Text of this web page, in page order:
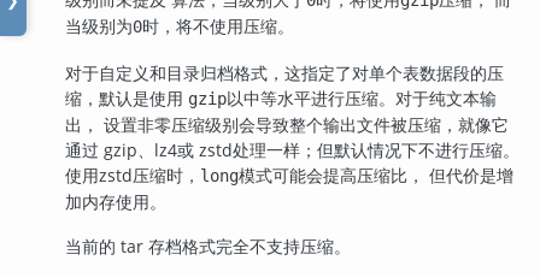
当级别为0时，将不使用压缩。
对于自定义和目录归档格式，这指定了对单个表数据段的压
缩，默认是使用 gzip以中等水平进行压缩。对于纯文本输
出， 设置非零压缩级别会导致整个输出文件被压缩，就像它
通过 gzip lz4或 zstd处理一样；但默认情况下不进行压缩。
使用zstd压缩时， long模式可能会提高压缩比， 但代价是增
加内存使用。
当前的 tar 存档格式完全不支持压缩。